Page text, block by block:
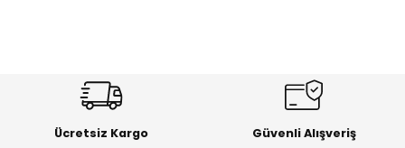
Ücretsiz Kargo Güvenli Alışveriş